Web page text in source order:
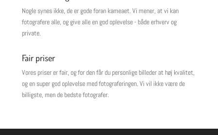
Nogle synes ikke, de er gode foran kameaet. Vi mener, at vi kan
fotografere alle, og give alle en god oplevelse - både erhverv og
private.
Fair priser
Vores priser er fair, og for den får du personlige billeder at høj kvalitet,
og en super god oplevelse med fotograferingen. Vi vil ikke være de
billigste, men de bedste fotografer.